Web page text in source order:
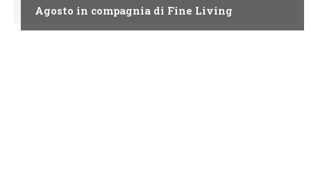
Agosto in compagnia di Fine Living